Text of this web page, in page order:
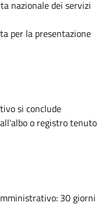
nazionale dei servizi
per la presentazione
si conclude
o registro tenuto
30 giorni